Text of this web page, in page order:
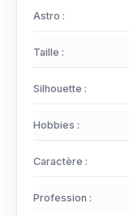
Astro :
Taille :
Silhouette :
Hobbies :
Caractère :
Profession :